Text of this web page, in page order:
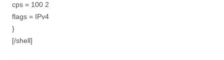
cps = 100 2
flags = IPv4
}
[/shell]